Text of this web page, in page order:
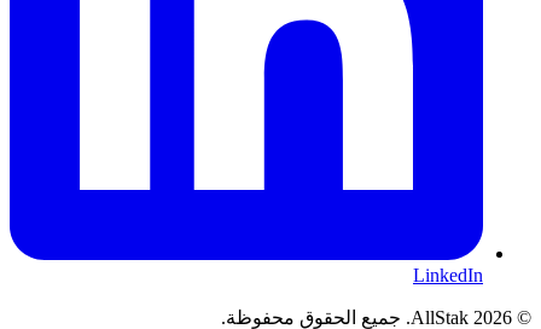
LinkedIn
©
2026 جميع الحقوق محفوظة.